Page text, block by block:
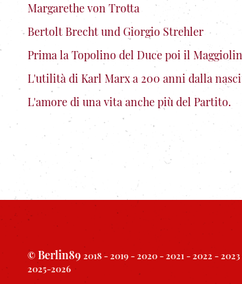
Margarethe von Trotta
Bertolt Brecht und Giorgio Strehler
Prima la Topolino del Duce poi il
L'utilità di Karl Marx a 200 anni dalla
L'amore di una vita anche più del Partito.
© Berlin89 2018 - 2019 - 2020 - 2021 - 2022 -
2025-2026